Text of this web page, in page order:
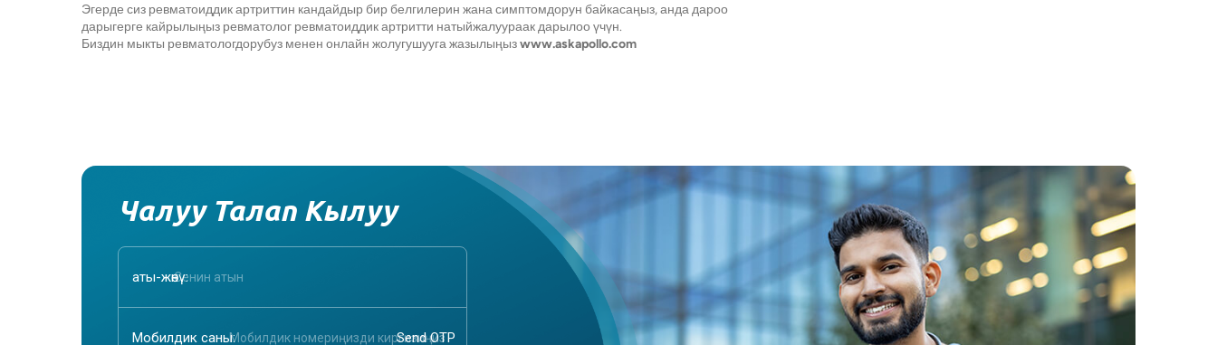
Эгерде сиз ревматоиддик артриттин кандайдыр бир белгилерин жана симптомдорун байкасаңыз, анда дароо
дарыгерге кайрылыңыз ревматолог ревматоиддик артритти натыйжалуураак дарылоо үчүн.
Биздин мыкты ревматологдорубуз менен онлайн жолугушууга жазылыңызwww.askapollo.com
Чалуу Талап Кылуу
аты-жөнү:
Мобилдик саны: